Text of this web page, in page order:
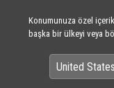
Konumunuza özel
başka bir ülkeyi veya